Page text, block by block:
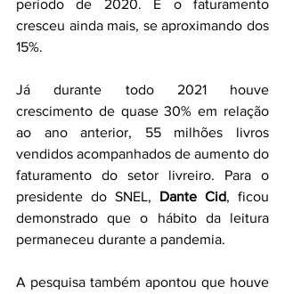
período de 2020. E o faturamento
cresceu ainda mais, se aproximando dos
15%.
Já durante todo 2021 houve
crescimento de quase 30% em relação
ao ano anterior, 55 milhões livros
vendidos acompanhados de aumento do
faturamento do setor livreiro. Para o
presidente do SNEL, Dante Cid, ficou
demonstrado que o hábito da leitura
permaneceu durante a pandemia.
A pesquisa também apontou que houve